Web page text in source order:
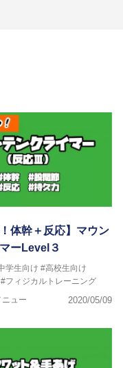
の人々の『健康』をあら
！体幹＋反応】マウン
ーLevel３
学生向け #高校生向け
#フィジカルトレーニング
ュー
2020/05/09